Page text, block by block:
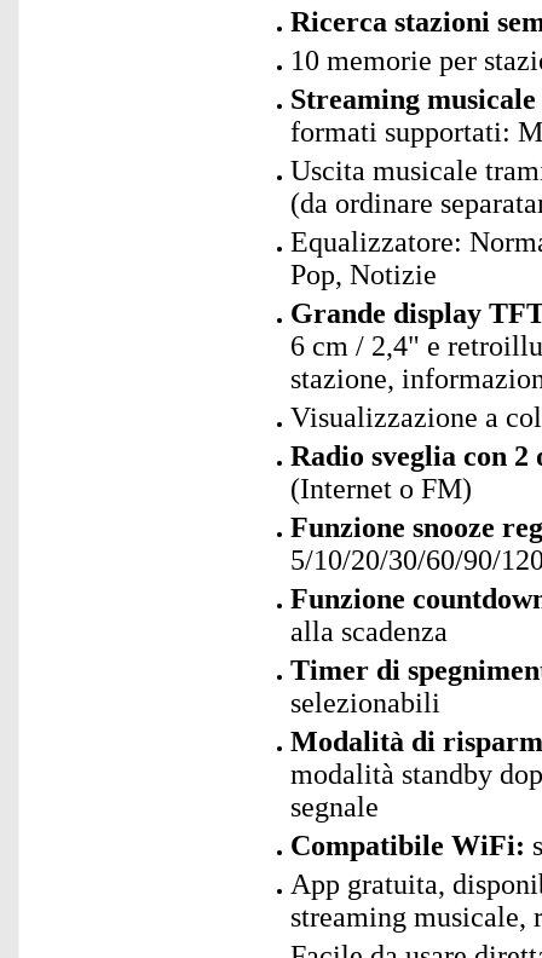
Ricerca stazioni
10 memorie per
Streaming
formati supportati:
Uscita musicale
(da ordinare
Equalizzatore:
Pop, Notizie
Grande display
6 cm / 2,4" e
stazione,
Visualizzazione a
Radio sveglia con
(Internet o FM)
Funzione snooze
5/10/20/30/60/90/
Funzione
alla scadenza
Timer di
selezionabili
Modalità di
modalità standby
segnale
Compatibile WiFi:
App gratuita,
streaming musicale,